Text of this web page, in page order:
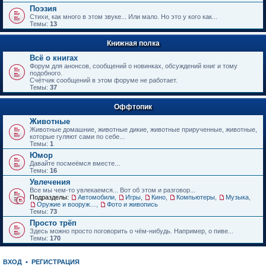
е
н
и
ю
Поэзия
Стихи, как много в этом звуке... Или мало. Но это у кого как...
Темы: 13
Книжная полка
Всё о книгах
Форум для анонсов, сообщений о новинках, обсуждений книг и тому
подобного.
Счётчик сообщений в этом форуме не работает.
Темы: 37
Оффтопик
Животные
Животные домашние, животные дикие, животные прирученные, животные,
которые гуляют сами по себе...
Темы: 1
Юмор
Давайте посмеёмся вместе...
Темы: 16
Увлечения
Все мы чем-то увлекаемся... Вот об этом и разговор...
Подразделы:
Автомобили Игры Кино Компьютеры Музыка
Фото и живопись
Темы: 73
Просто трёп
Здесь можно просто поговорить о чём-нибудь. Например, о пиве...
Темы: 170
ВХОД • РЕГИСТРАЦИЯ